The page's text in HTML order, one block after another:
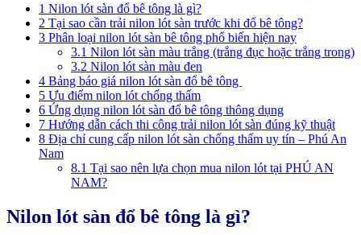
1 Nilon lót sàn đổ bê tông là gì?
2 Tại sao cần trải nilon lót sàn trước khi đổ bê tông?
3 Phân loại nilon lót sàn bê tông phổ biến hiện nay
3.1 Nilon lót sàn màu trắng (trắng đục hoặc trắng trong)
3.2 Nilon lót sàn màu đen
4 Bảng báo giá nilon lót sàn đổ bê tông
5 Ưu điểm nilon lót chống thấm
6 Ứng dụng nilon lót sàn đổ bê tông thông dụng
7 Hướng dẫn cách thi công trải nilon lót sàn đúng kỹ thuật
8 Địa chỉ cung cấp nilon lót sàn chống thấm uy tín – Phú An
Nam
8.1 Tại sao nên lựa chọn mua nilon lót tại PHÚ AN
NAM?
Nilon lót sàn đổ bê tông là gì?